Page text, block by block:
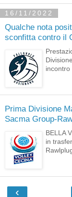
16/11/2022
Qualche nota
sconfitta contro il
incontro
Prima Divisione
Sacma Group-
BELLA
in
‹